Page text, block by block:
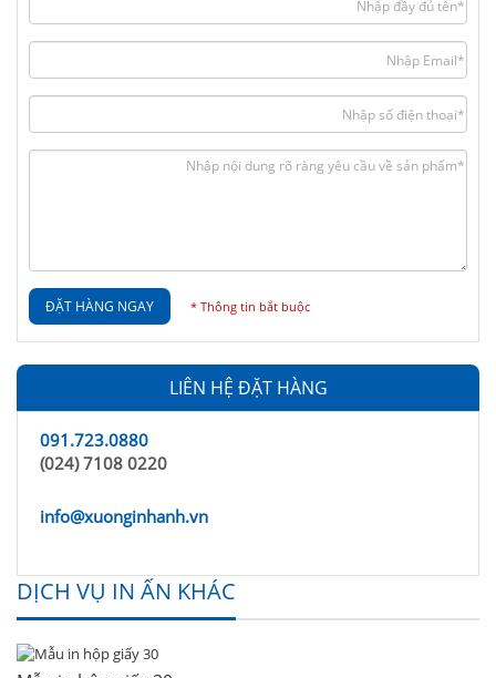
ĐẶT HÀNG NGAY * Thông tin bắt buộc
LIÊN HỆ ĐẶT HÀNG
091.723.0880
(024) 7108 0220
info@xuonginhanh.vn
DỊCH VỤ IN ẤN KHÁC